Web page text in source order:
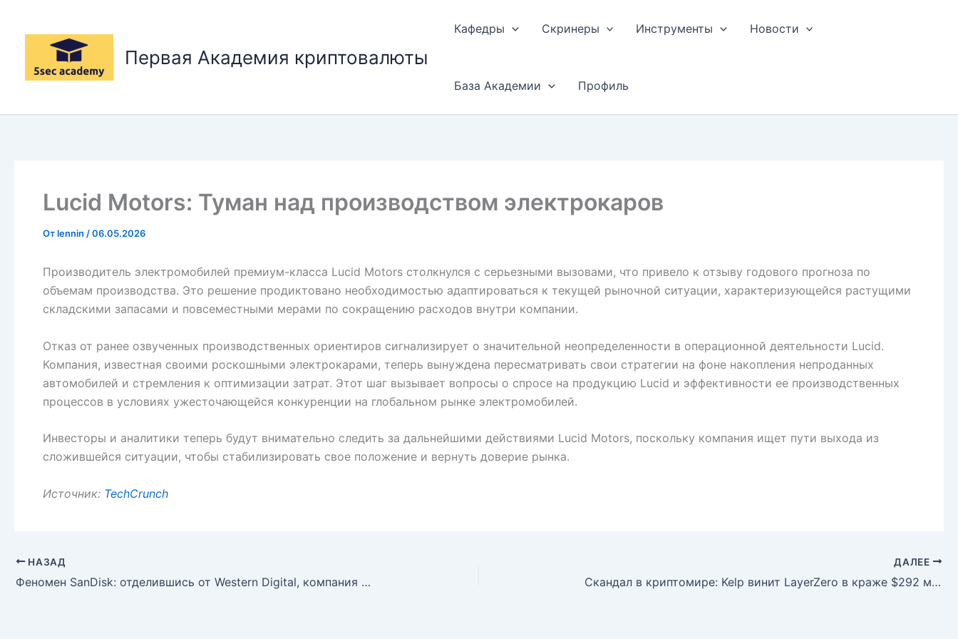
содержимому
Первая Академия криптовалюты
Кафедры Скринеры Инструменты Новости
База Академии Профиль
Lucid Motors: Туман над производством электрокаров
Отlennin /06.05.2026
Производитель электромобилей премиум-класса Lucid Motors столкнулся с серьезными вызовами, что привело к отзыву годового прогноза по
объемам производства. Это решение продиктовано необходимостью адаптироваться к текущей рыночной ситуации, характеризующейся растущими
складскими запасами и повсеместными мерами по сокращению расходов внутри компании.
Отказ от ранее озвученных производственных ориентиров сигнализирует о значительной неопределенности в операционной деятельности Lucid.
Компания, известная своими роскошными электрокарами, теперь вынуждена пересматривать свои стратегии на фоне накопления непроданных
автомобилей и стремления к оптимизации затрат. Этот шаг вызывает вопросы о спросе на продукцию Lucid и эффективности ее производственных
процессов в условиях ужесточающейся конкуренции на глобальном рынке электромобилей.
Инвесторы и аналитики теперь будут внимательно следить за дальнейшими действиями Lucid Motors, поскольку компания ищет пути выхода из
сложившейся ситуации, чтобы стабилизировать свое положение и вернуть доверие рынка.
Источник: TechCrunch
НАЗАД
Феномен SanDisk: отделившись от Western Digital, компания стала гигантом
ДАЛЕЕ
Скандал в криптомире: Kelp винит LayerZero в краже $292 млн и выбирает Chainlink